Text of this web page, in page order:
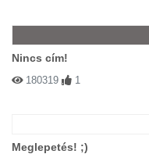
Nincs cím!
180319 1
Meglepetés! ;)